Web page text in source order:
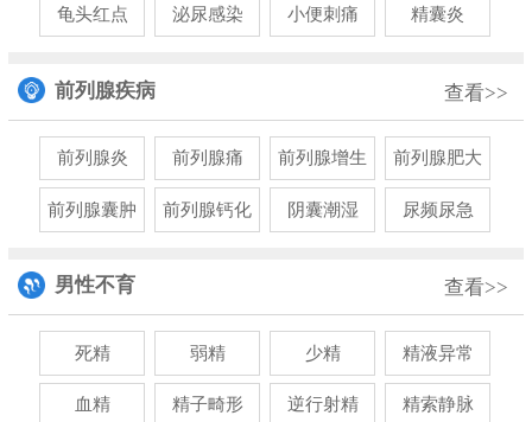
龟头红点 泌尿感染 小便刺痛 精囊炎
前列腺疾病 查看>>
前列腺炎 前列腺痛 前列腺增生 前列腺肥大
前列腺囊肿 前列腺钙化 阴囊潮湿 尿频尿急
男性不育 查看>>
死精 弱精 少精 精液异常
血精 精子畸形 逆行射精 精索静脉